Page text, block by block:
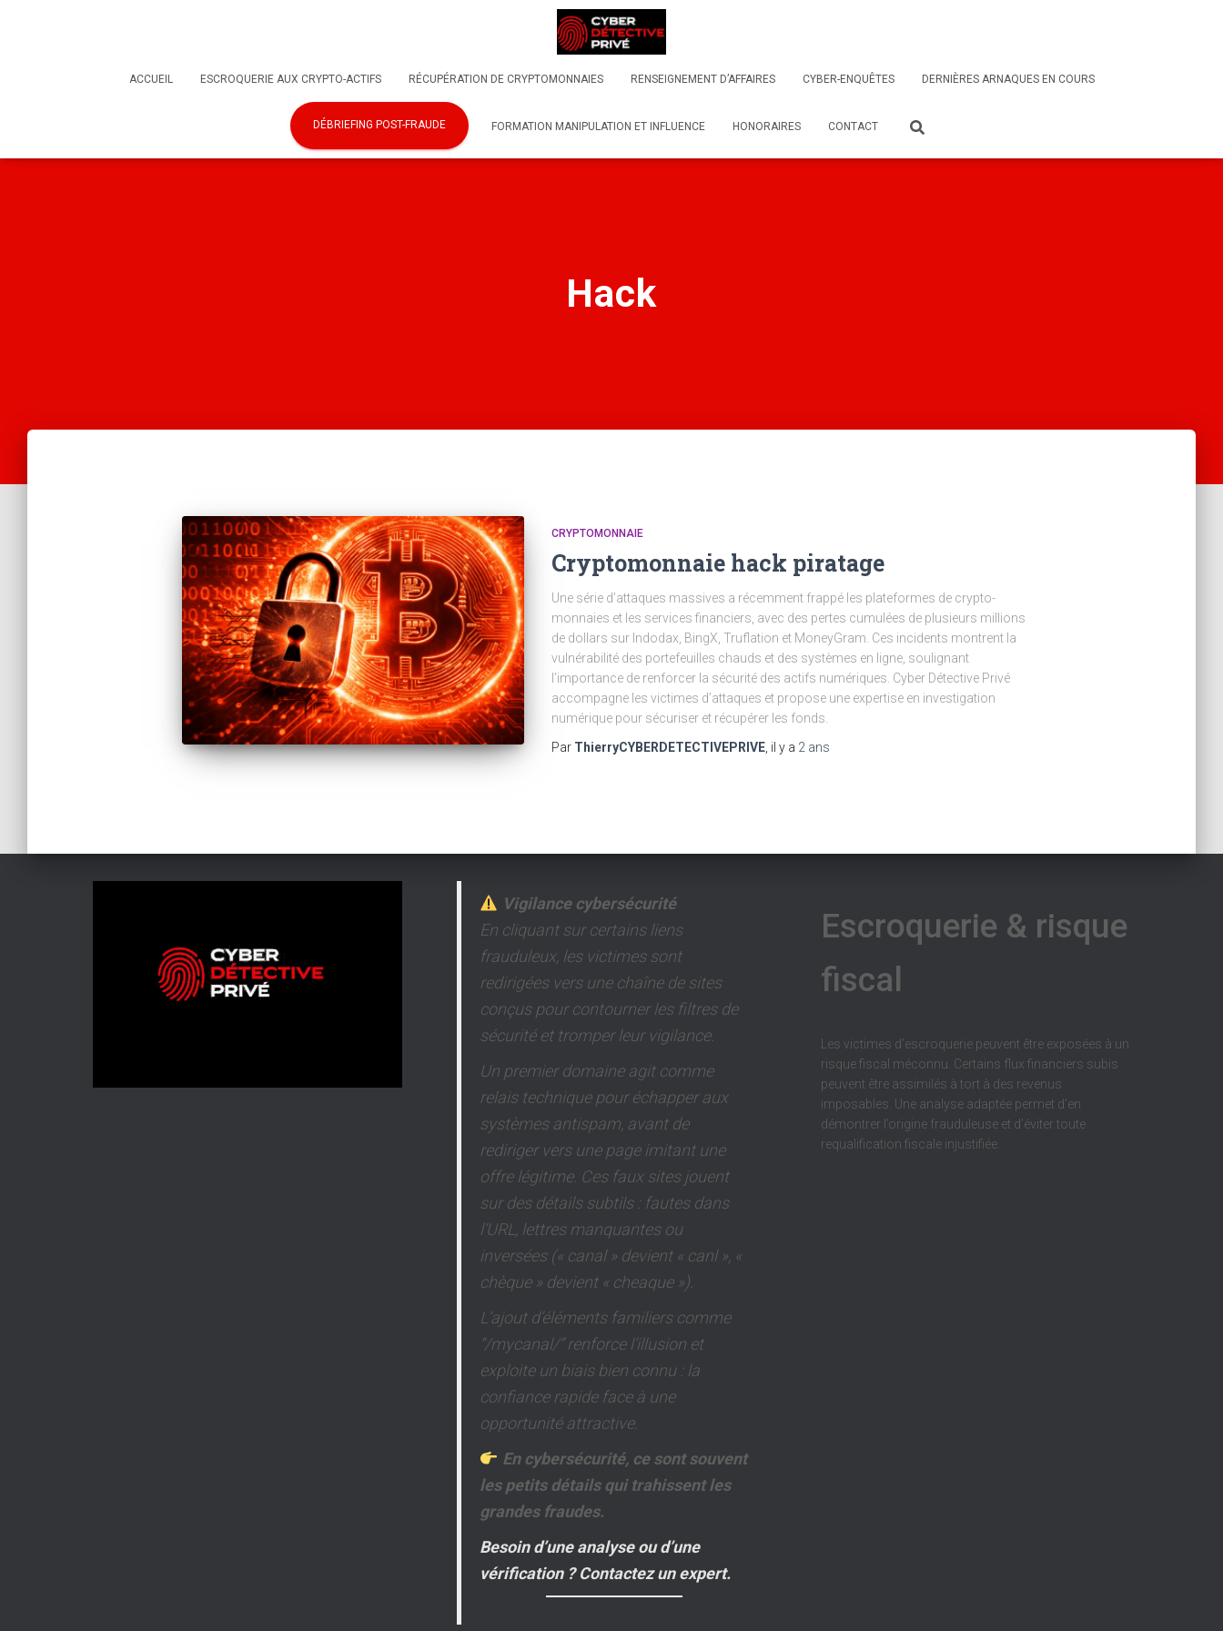
ACCUEIL ESCROQUERIE AUX CRYPTO-ACTIFS RÉCUPÉRATION DE CRYPTOMONNAIES RENSEIGNEMENT D’AFFAIRES CYBER-ENQUÊTES DERNIÈRES ARNAQUES EN COURS
DÉBRIEFING POST-FRAUDE FORMATION MANIPULATION ET INFLUENCE HONORAIRES CONTACT
Hack
CRYPTOMONNAIE
Cryptomonnaie hack piratage
Une série d’attaques massives a récemment frappé les plateformes de crypto-
monnaies et les services financiers, avec des pertes cumulées de plusieurs millions
de dollars sur Indodax, BingX, Truflation et MoneyGram. Ces incidents montrent la
vulnérabilité des portefeuilles chauds et des systèmes en ligne, soulignant
l’importance de renforcer la sécurité des actifs numériques. Cyber Détective Privé
accompagne les victimes d’attaques et propose une expertise en investigation
numérique pour sécuriser et récupérer les fonds.
Par ThierryCYBERDETECTIVEPRIVE, il y a 2 ans
Vigilance cybersécurité
En cliquant sur certains liens
frauduleux, les victimes sont
redirigées vers une chaîne de sites
conçus pour contourner les filtres de
sécurité et tromper leur vigilance.
Un premier domaine agit comme
relais technique pour échapper aux
systèmes antispam, avant de
rediriger vers une page imitant une
offre légitime. Ces faux sites jouent
sur des détails subtils : fautes dans
l’URL, lettres manquantes ou
inversées (« canal » devient « canl », «
chèque » devient « cheaque »).
L’ajout d’éléments familiers comme
“/mycanal/” renforce l’illusion et
exploite un biais bien connu : la
confiance rapide face à une
opportunité attractive.
En cybersécurité, ce sont souvent
les petits détails qui trahissent les
grandes fraudes.
Besoin d’une analyse ou d’une
vérification ? Contactez un expert.
Escroquerie & risque
fiscal
Les victimes d’escroquerie peuvent être exposées à un
risque fiscal méconnu. Certains flux financiers subis
peuvent être assimilés à tort à des revenus
imposables. Une analyse adaptée permet d’en
démontrer l’origine frauduleuse et d’éviter toute
requalification fiscale injustifiée.